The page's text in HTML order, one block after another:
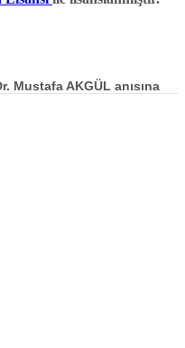
Mustafa AKGÜL anısına